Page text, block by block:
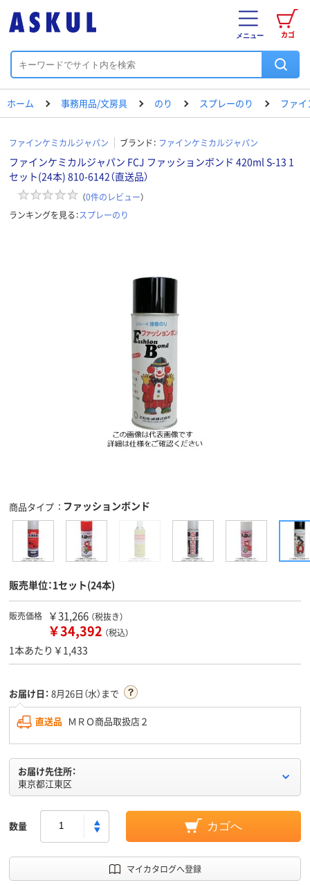
カゴ
メニュー
ホーム 事務用品/文房具 のり スプレーのり ファ
ファインケミカルジャパン ブランド： ファインケミカルジャパン
ファインケミカルジャパン FCJ ファッションボンド 420ml S-13 1
セット(24本) 810-6142（直送品）
（0件のレビュー）
ランキングを見る：スプレーのり
商品タイプ ファッションボンド
販売単位：1セット(24本)
販売価格 ￥31,266 （税抜き）
￥34,392 （税込）
1本あたり￥1,433
お届け日： 8月26日（水）まで
直送品 ＭＲＯ商品取扱店２
お届け先住所：
東京都江東区
数量 カゴへ
マイカタログへ登録